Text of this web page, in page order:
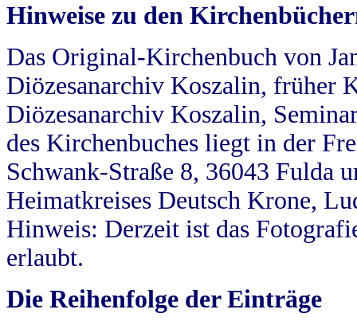
Hinweise zu den
Das Original-Kirchenbuch von
Diözesanarchiv Koszalin, früher
Diözesanarchiv Koszalin,
des Kirchenbuches liegt in der
Schwank-Straße 8, 36043 Fulda
Heimatkreises Deutsch Krone,
Hinweis: Derzeit ist das
erlaubt.
Die Reihenfolge der Einträge